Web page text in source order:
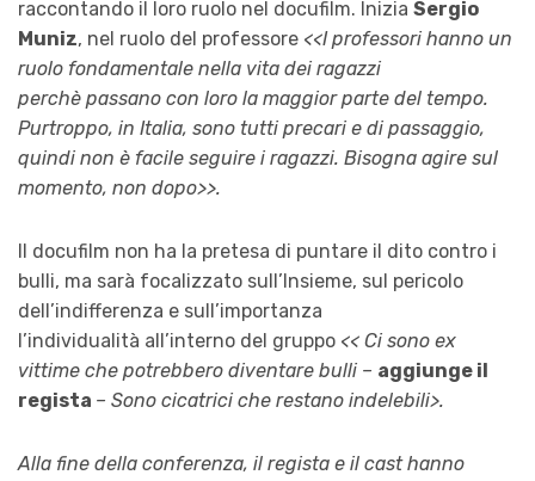
raccontando il loro ruolo nel docufilm. Inizia Sergio
Muniz, nel ruolo del professore <<I professori hanno un
ruolo fondamentale nella vita dei ragazzi
perchè passano con loro la maggior parte del tempo.
Purtroppo, in Italia, sono tutti precari e di passaggio,
quindi non è facile seguire i ragazzi. Bisogna agire sul
momento, non dopo>>.
Il docufilm non ha la pretesa di puntare il dito contro i
bulli, ma sarà focalizzato sull’Insieme, sul pericolo
dell’indifferenza e sull’importanza
l’individualità all’interno del gruppo << Ci sono ex
vittime che potrebbero diventare bulli – aggiunge il
regista – Sono cicatrici che restano indelebili>.
Alla fine della conferenza, il regista e il cast hanno